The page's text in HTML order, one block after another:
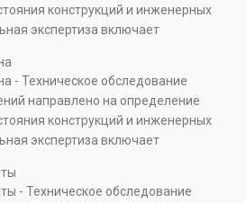
конструкций и инженерных
экспертиза включает
эксплуатационной безопасности.
при покупке недвижимости,
и реконструкции объектов, а
разбирательствах и технических
- Техническое обследование
направлено на определение
конструкций и инженерных
экспертиза включает
эксплуатационной безопасности.
при покупке недвижимости,
- Техническое обследование